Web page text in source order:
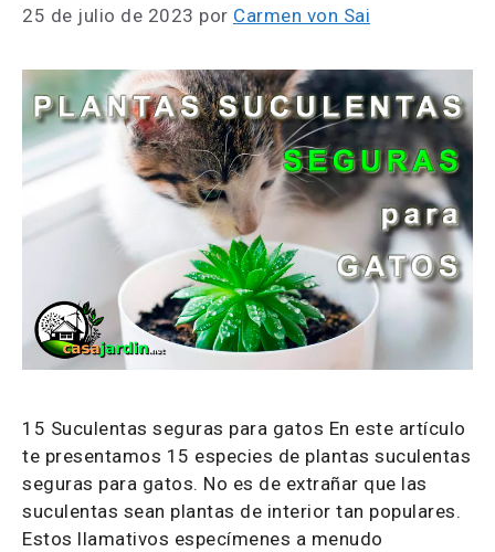
25 de julio de 2023 por Carmen von Sai
15 Suculentas seguras para gatos En este artículo
te presentamos 15 especies de plantas suculentas
seguras para gatos. No es de extrañar que las
suculentas sean plantas de interior tan populares.
Estos llamativos especímenes a menudo